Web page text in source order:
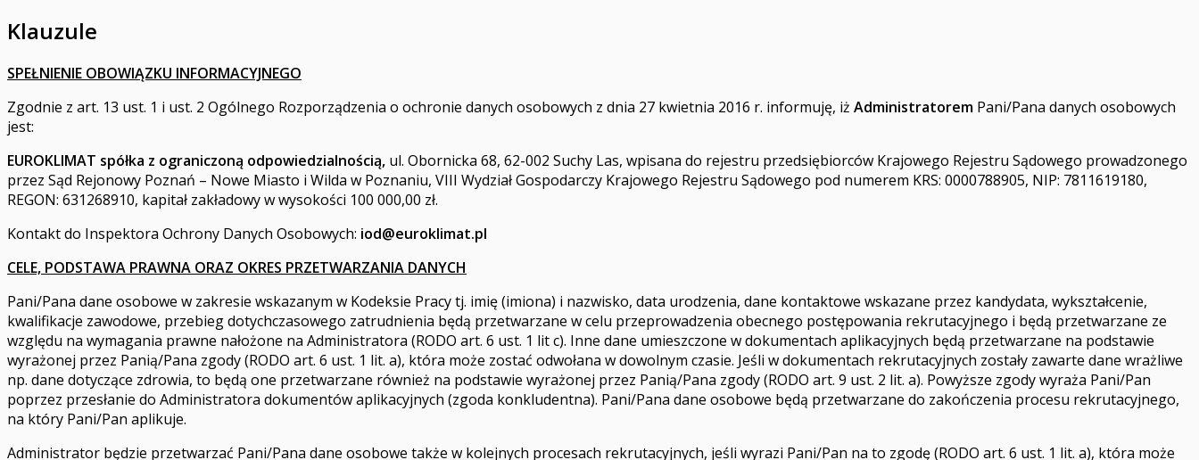
Klauzule
SPEŁNIENIE OBOWIĄZKU INFORMACYJNEGO
Zgodnie z art. 13 ust. 1 i ust. 2 Ogólnego Rozporządzenia o ochronie danych osobowych z dnia 27 kwietnia 2016 r. informuję, iż Administratorem Pani/Pana danych osobowych
jest:
EUROKLIMAT spółka z ograniczoną odpowiedzialnością, ul. Obornicka 68, 62-002 Suchy Las, wpisana do rejestru przedsiębiorców Krajowego Rejestru Sądowego prowadzonego
przez Sąd Rejonowy Poznań – Nowe Miasto i Wilda w Poznaniu, VIII Wydział Gospodarczy Krajowego Rejestru Sądowego pod numerem KRS: 0000788905, NIP: 7811619180,
REGON: 631268910, kapitał zakładowy w wysokości 100 000,00 zł.
Kontakt do Inspektora Ochrony Danych Osobowych: iod@euroklimat.pl
CELE, PODSTAWA PRAWNA ORAZ OKRES PRZETWARZANIA DANYCH
Pani/Pana dane osobowe w zakresie wskazanym w Kodeksie Pracy tj. imię (imiona) i nazwisko, data urodzenia, dane kontaktowe wskazane przez kandydata, wykształcenie,
kwalifikacje zawodowe, przebieg dotychczasowego zatrudnienia będą przetwarzane w celu przeprowadzenia obecnego postępowania rekrutacyjnego i będą przetwarzane ze
względu na wymagania prawne nałożone na Administratora (RODO art. 6 ust. 1 lit c). Inne dane umieszczone w dokumentach aplikacyjnych będą przetwarzane na podstawie
wyrażonej przez Panią/Pana zgody (RODO art. 6 ust. 1 lit. a), która może zostać odwołana w dowolnym czasie. Jeśli w dokumentach rekrutacyjnych zostały zawarte dane wrażliwe
np. dane dotyczące zdrowia, to będą one przetwarzane również na podstawie wyrażonej przez Panią/Pana zgody (RODO art. 9 ust. 2 lit. a). Powyższe zgody wyraża Pani/Pan
poprzez przesłanie do Administratora dokumentów aplikacyjnych (zgoda konkludentna). Pani/Pana dane osobowe będą przetwarzane do zakończenia procesu rekrutacyjnego,
na który Pani/Pan aplikuje.
Administrator będzie przetwarzać Pani/Pana dane osobowe także w kolejnych procesach rekrutacyjnych, jeśli wyrazi Pani/Pan na to zgodę (RODO art. 6 ust. 1 lit. a), która może